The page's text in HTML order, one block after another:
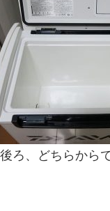
ろ、どちらから